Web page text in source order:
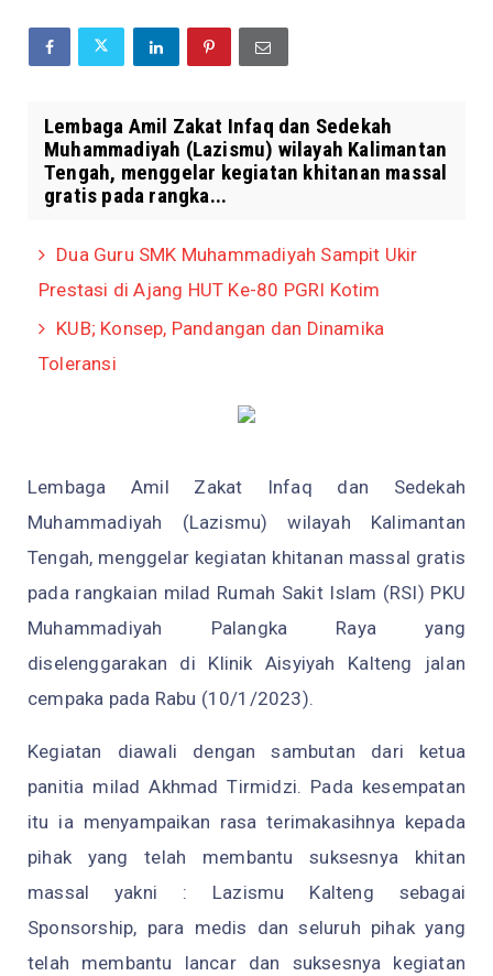
Lembaga Amil Zakat Infaq dan Sedekah
Muhammadiyah (Lazismu) wilayah Kalimantan
Tengah, menggelar kegiatan khitanan massal
gratis pada rangka...
Dua Guru SMK Muhammadiyah Sampit Ukir
Prestasi di Ajang HUT Ke-80 PGRI Kotim
KUB; Konsep, Pandangan dan Dinamika
Toleransi
Lembaga Amil Zakat Infaq dan Sedekah
Muhammadiyah (Lazismu) wilayah Kalimantan
Tengah, menggelar kegiatan khitanan massal gratis
pada rangkaian milad Rumah Sakit Islam (RSI) PKU
Muhammadiyah Palangka Raya yang
diselenggarakan di Klinik Aisyiyah Kalteng jalan
cempaka pada Rabu (10/1/2023).
Kegiatan diawali dengan sambutan dari ketua
panitia milad Akhmad Tirmidzi. Pada kesempatan
itu ia menyampaikan rasa terimakasihnya kepada
pihak yang telah membantu suksesnya khitan
massal yakni : Lazismu Kalteng sebagai
Sponsorship, para medis dan seluruh pihak yang
telah membantu lancar dan suksesnya kegiatan